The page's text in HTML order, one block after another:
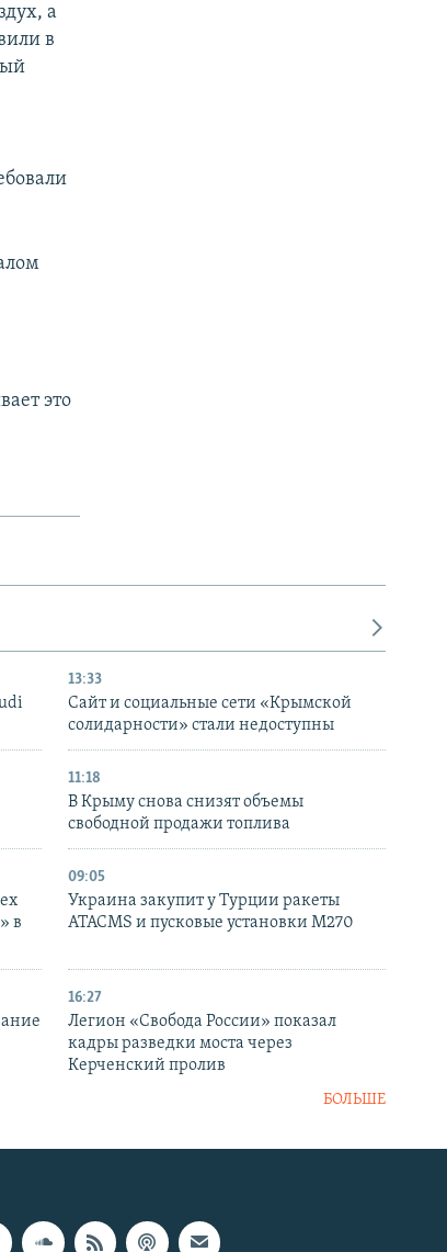
а
в
это
13:33
Сайт и социальные сети «Крымской
солидарности» стали недоступны
11:18
В Крыму снова снизят объемы
свободной продажи топлива
в
09:05
Украина закупит у Турции ракеты
ATACMS и пусковые установки M270
16:27
Легион «Свобода России» показал
кадры разведки моста через
Керченский пролив
БОЛЬШЕ